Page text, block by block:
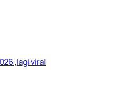
,lagi viral